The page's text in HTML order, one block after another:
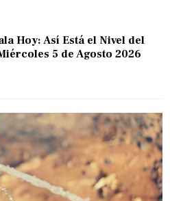
Hoy: Así Está el Nivel del
5 de Agosto 2026